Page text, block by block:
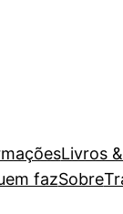
Livros
fazSobre